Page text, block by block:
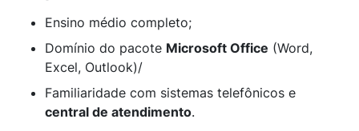
Ensino médio completo;
Domínio do pacote Microsoft Office (Word,
Excel, Outlook)/
Familiaridade com sistemas telefônicos e
central de atendimento.